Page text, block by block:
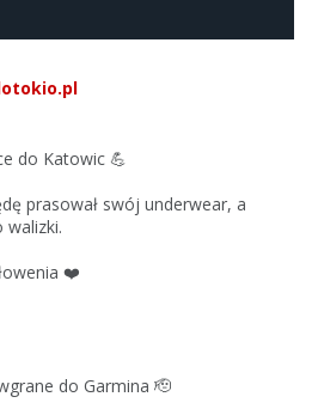
do Katowic 💪
prasował swój underwear, a
walizki.
❤️
do Garmina 🫡